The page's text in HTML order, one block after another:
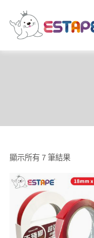
王
帶・
帶
製
顯示所有 7 筆結果依
新
項
目